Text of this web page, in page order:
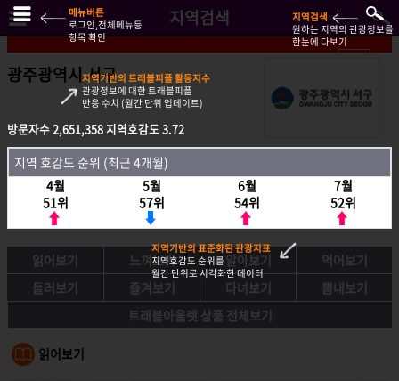
지역검색
광주광역시 서구
방문자수2,651,358지역호감도 3.72
지역호감도 순위 (최근 4개월)
4월
51위
5월
57위
6월
54위
7월
52위
읽어보기 느껴보기 알아보기
먹어보기
둘러보기
즐겨보기 다녀보기
뽐내보기
트래블아울렛 상품 전체보기
읽어보기
방문자수2,651,358지역호감도 3.72
지역 호감도 순위 (최근 4개월)
4월
51위
5월
57위
6월
54위
7월
52위
메뉴버튼
로그인,전체메뉴등
항목 확인
지역검색
원하는 지역의 관광정보를
한눈에 다보기
지역기반의 트래블피플 활동지수
관광정보에 대한 트래블피플
반응 수치 (월간 단위 업데이트)
지역기반의 표준화된 관광지표
지역호감도 순위를
월간 단위로 시각화한 데이터